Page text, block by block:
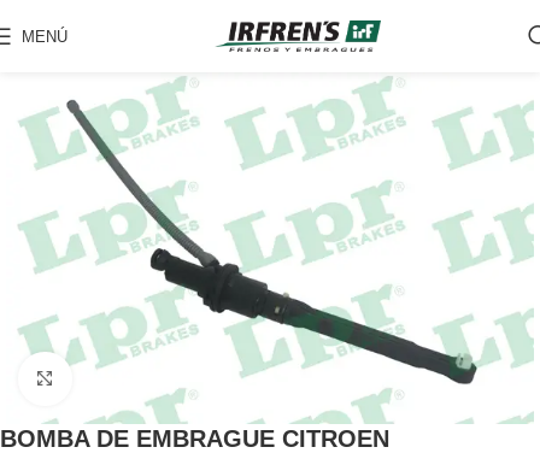
MENÚ
BOMBA DE EMBRAGUE CITROEN